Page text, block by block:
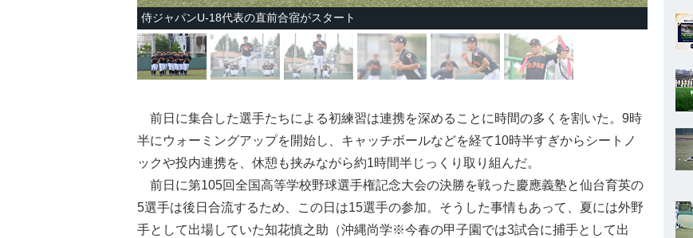
侍ジャパンU-18代表の直前合宿がスタート
前日に集合した選手たちによる初練習は連携を深めることに時間の多くを割いた。9時
半にウォーミングアップを開始し、キャッチボールなどを経て10時半すぎからシートノ
ックや投内連携を、休憩も挟みながら約1時間半じっくり取り組んだ。
前日に第105回全国高等学校野球選手権記念大会の決勝を戦った慶應義塾と仙台育英の
5選手は後日合流するため、この日は15選手の参加。そうした事情もあって、夏には外野
手として出場していた知花慎之助（沖縄尚学※今春の甲子園では3試合に捕手として出